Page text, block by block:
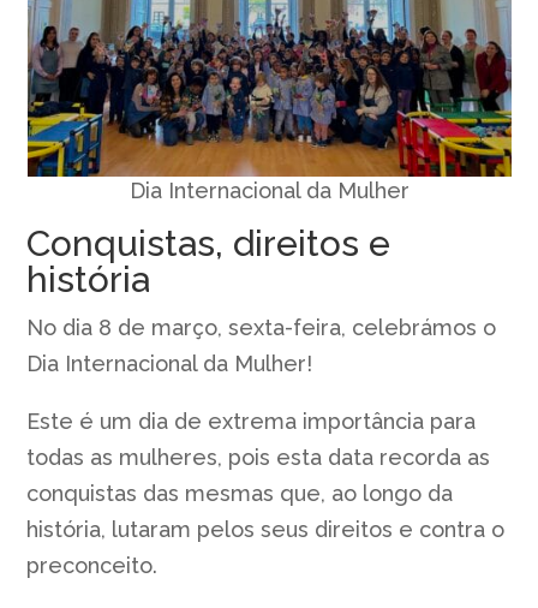
Dia Internacional da Mulher
Conquistas, direitos e
história
No dia 8 de março, sexta-feira, celebrámos o
Dia Internacional da Mulher!
Este é um dia de extrema importância para
todas as mulheres, pois esta data recorda as
conquistas das mesmas que, ao longo da
história, lutaram pelos seus direitos e contra o
preconceito.